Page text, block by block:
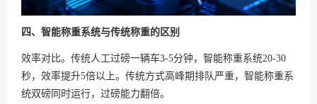
四、智能称重系统与传统称重的区别
效率对比。传统人工过磅一辆车3-5分钟，智能称重系统20-30
秒，效率提升5倍以上。传统方式高峰期排队严重，智能称重系
统双磅同时运行，过磅能力翻倍。